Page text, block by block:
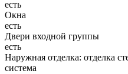
есть
Окна
есть
Двери входной группы
есть
Наружная отделка: отделка
система